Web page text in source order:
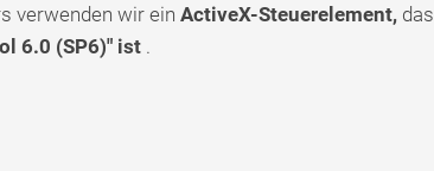
verwenden wir ein ActiveX-Steuerelement,das
6.0 (SP6)" ist.